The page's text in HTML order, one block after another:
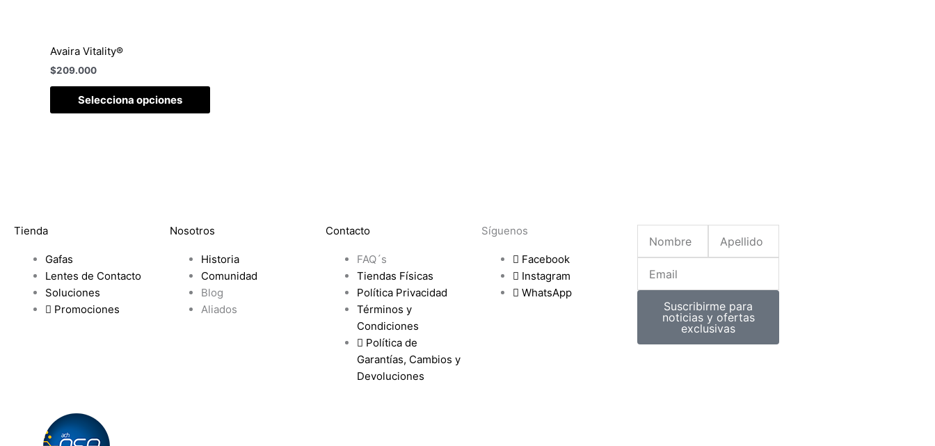
Avaira Vitality®
$209.000
Selecciona opciones
Tienda
Gafas
Lentes de Contacto
Soluciones
Promociones
Nosotros
Historia
Comunidad
Blog
Aliados
Contacto
FAQ´s
Tiendas Físicas
Política Privacidad
Términos y
Condiciones
Política de
Garantías, Cambios y
Devoluciones
Síguenos
Facebook
Instagram
WhatsApp
Suscribirme para
noticias y ofertas
exclusivas